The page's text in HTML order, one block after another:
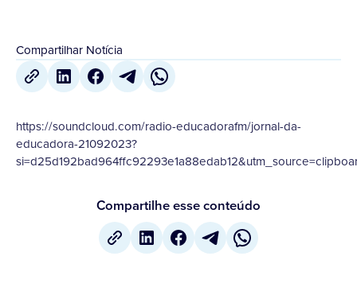
Compartilhar Notícia
https://soundcloud.com/radio-educadorafm/jornal-da-
educadora-21092023?
Compartilhe esse conteúdo